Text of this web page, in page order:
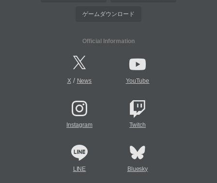
ゲームダウンロード
Official Information
X/ News YouTube
Instagram Twitch
LINE Bluesky